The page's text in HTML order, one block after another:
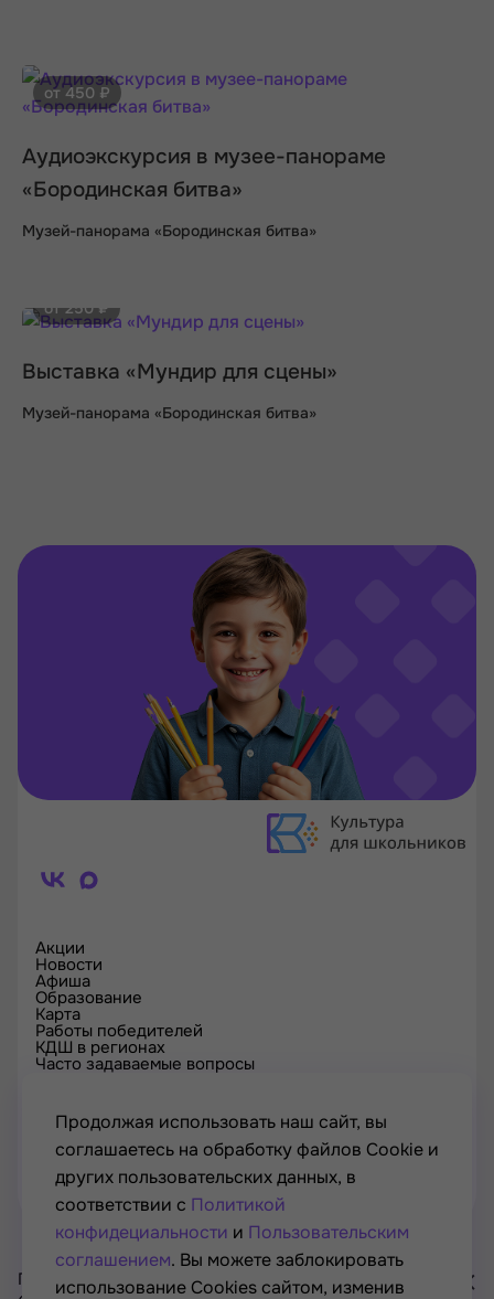
от 450 ₽
Аудиоэкскурсия в музее-панораме
«Бородинская битва»
Музей-панорама «Бородинская битва»
от 250 ₽
Выставка «Мундир для сцены»
Музей-панорама «Бородинская битва»
Акции
Новости
Афиша
Образование
Карта
Работы победителей
КДШ в регионах
Часто задаваемые вопросы
Проверка сертификата
Контакты
Проект Минкультуры России, Минпросвещения России
Продолжая использовать наш сайт, вы
соглашаетесь на обработку файлов Cookie и
других пользовательских данных, в
соответствии с Политикой
конфидециальности и Пользовательским
соглашением. Вы можете заблокировать
использование Cookies сайтом, изменив